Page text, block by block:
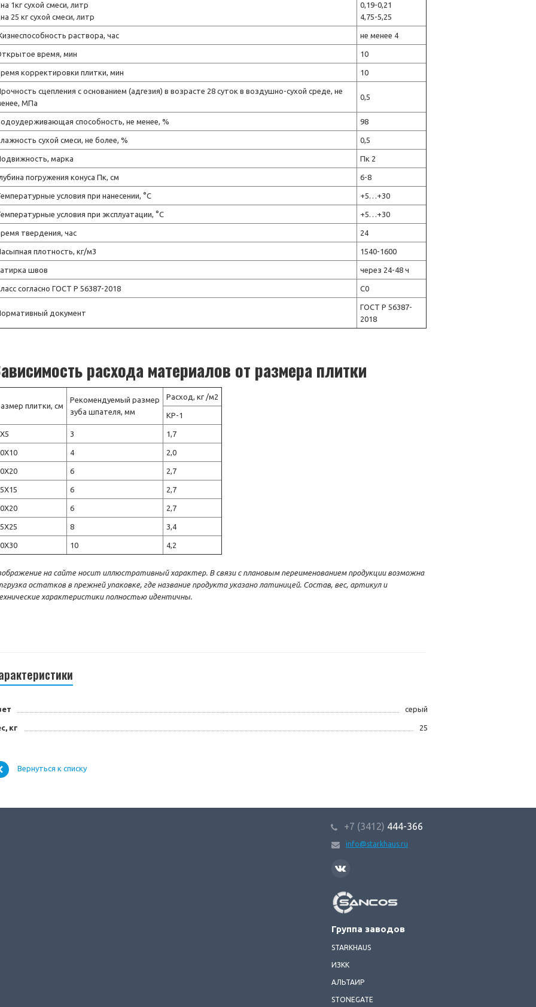
1кг сухой смеси, литр
25 кг сухой смеси, литр
0,19-0,21
4,75-5,25
раствора, час не менее 4
время, мин 10
корректировки плитки, мин 10
сцепления с основанием (адгезия) в возрасте 28 суток в воздушно-сухой среде, не
МПа
0,5
способность, не менее, % 98
сухой смеси, не более, % 0,5
марка Пк 2
погружения конуса Пк, см 6-8
условия при нанесении, °C +5…+30
условия при эксплуатации, °C +5…+30
твердения, час 24
плотность, кг/м3 1540-1600
швов через 24-48 ч
согласно ГОСТ Р 56387-2018 С0
документ
ГОСТ Р 56387-
2018
расхода материалов от размера плитки
плитки, см
Рекомендуемый размер
зуба шпателя, мм
Расход, кг /м2
KP-1
3 1,7
4 2,0
6 2,7
6 2,7
6 2,7
8 3,4
10 4,2
на сайте носит иллюстративный характер. В связи с плановым переименованием продукции возможна
остатков в прежней упаковке, где название продукта указано латиницей. Состав, вес, артикул и
характеристики полностью идентичны.
серый
кг 25
Вернуться к списку
+7 (3412) 444-366
info@starkhaus.ru
SANCOS
Группа заводов
STARKHAUS
ИЗКК
АЛЬТАИР
STONEGATE